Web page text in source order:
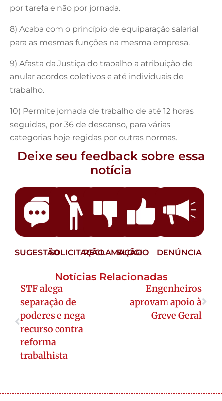
por tarefa e não por jornada.
8) Acaba com o princípio de equiparação salarial
para as mesmas funções na mesma empresa.
9) Afasta da Justiça do trabalho a atribuição de
anular acordos coletivos e até individuais de
trabalho.
10) Permite jornada de trabalho de até 12 horas
seguidas, por 36 de descanso, para várias
categorias hoje regidas por outras normas.
Deixe seu feedback sobre essa
notícia
SUGESTÃOSOLICITAÇÃORECLAMAÇÃO
ELOGIO DENÚNCIA
Notícias Relacionadas
STF alega
separação de
poderes e nega
recurso contra
reforma
trabalhista
Engenheiros
aprovam apoio à
Greve Geral